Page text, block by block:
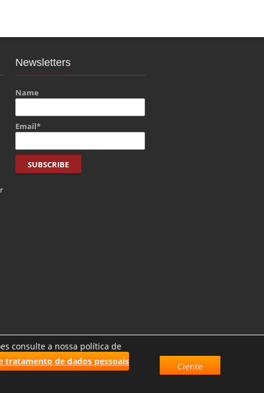
Newsletters
Name
Email*
consulte a nossa política de
tratamento de dados pessoais
Ciente